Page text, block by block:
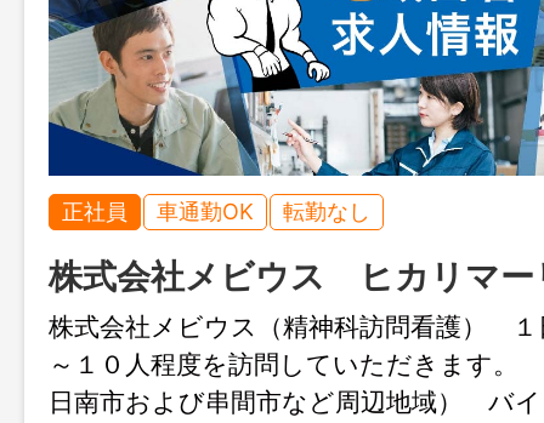
正社員 車通勤OK 転勤なし
株式会社メビウス ヒカリマー
株式会社メビウス（精神科訪問看護） １
～１０人程度を訪問していただきます。
日南市および串間市など周辺地域） バ